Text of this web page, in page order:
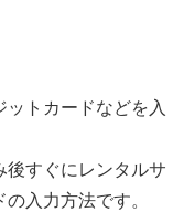
トカードなどを入
後すぐにレンタルサ
入力方法です。